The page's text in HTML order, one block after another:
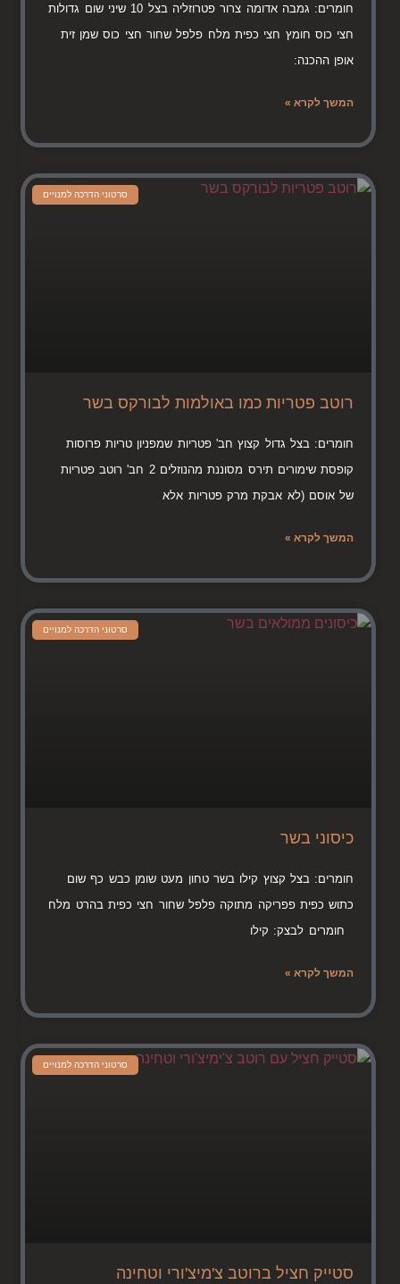
חומרים: גמבה אדומה צרור פטרוזליה בצל 10 שיני שום גדולות
חצי כוס חומץ חצי כפית מלח פלפל שחור חצי כוס שמן זית
אופן ההכנה:
המשך לקרא »
סרטוני הדרכה למנויים
רוטב פטריות כמו באולמות לבורקס בשר
חומרים: בצל גדול קצוץ חב' פטריות שמפניון טריות פרוסות
קופסת שימורים תירס מסוננת מהנוזלים 2 חב' רוטב פטריות
של אוסם (לא אבקת מרק פטריות אלא
המשך לקרא »
סרטוני הדרכה למנויים
כיסוני בשר
חומרים: בצל קצוץ קילו בשר טחון מעט שומן כבש כף שום
כתוש כפית פפריקה מתוקה פלפל שחור חצי כפית בהרט מלח
חומרים לבצק: קילו
המשך לקרא »
סרטוני הדרכה למנויים
סטייק חציל ברוטב צ'מיצ'ורי וטחינה